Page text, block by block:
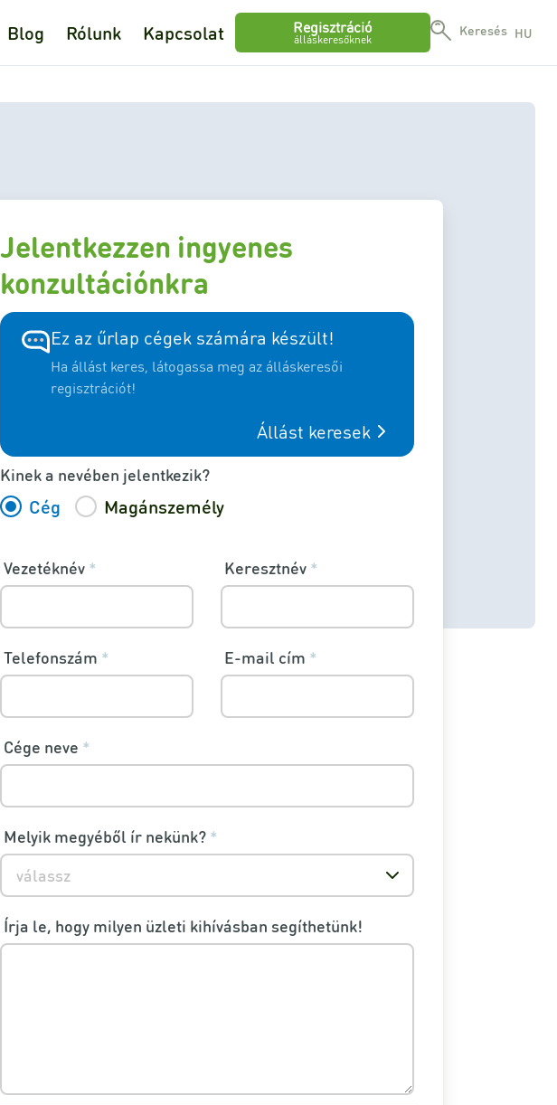
Blog Rólunk Kapcsolat Regisztráció
álláskeresőknek
Keresés HU
Jelentkezzen ingyenes
konzultációnkra
Ez az űrlap cégek számára készült!
Ha állást keres, látogassa meg az álláskeresői
regisztrációt!
Állást keresek
Kinek a nevében jelentkezik?
Cég Magánszemély
Vezetéknév * Keresztnév *
Telefonszám * E-mail cím *
Cége neve *
válassz
Melyik megyéből ír nekünk? *
Írja le, hogy milyen üzleti kihívásban segíthetünk!